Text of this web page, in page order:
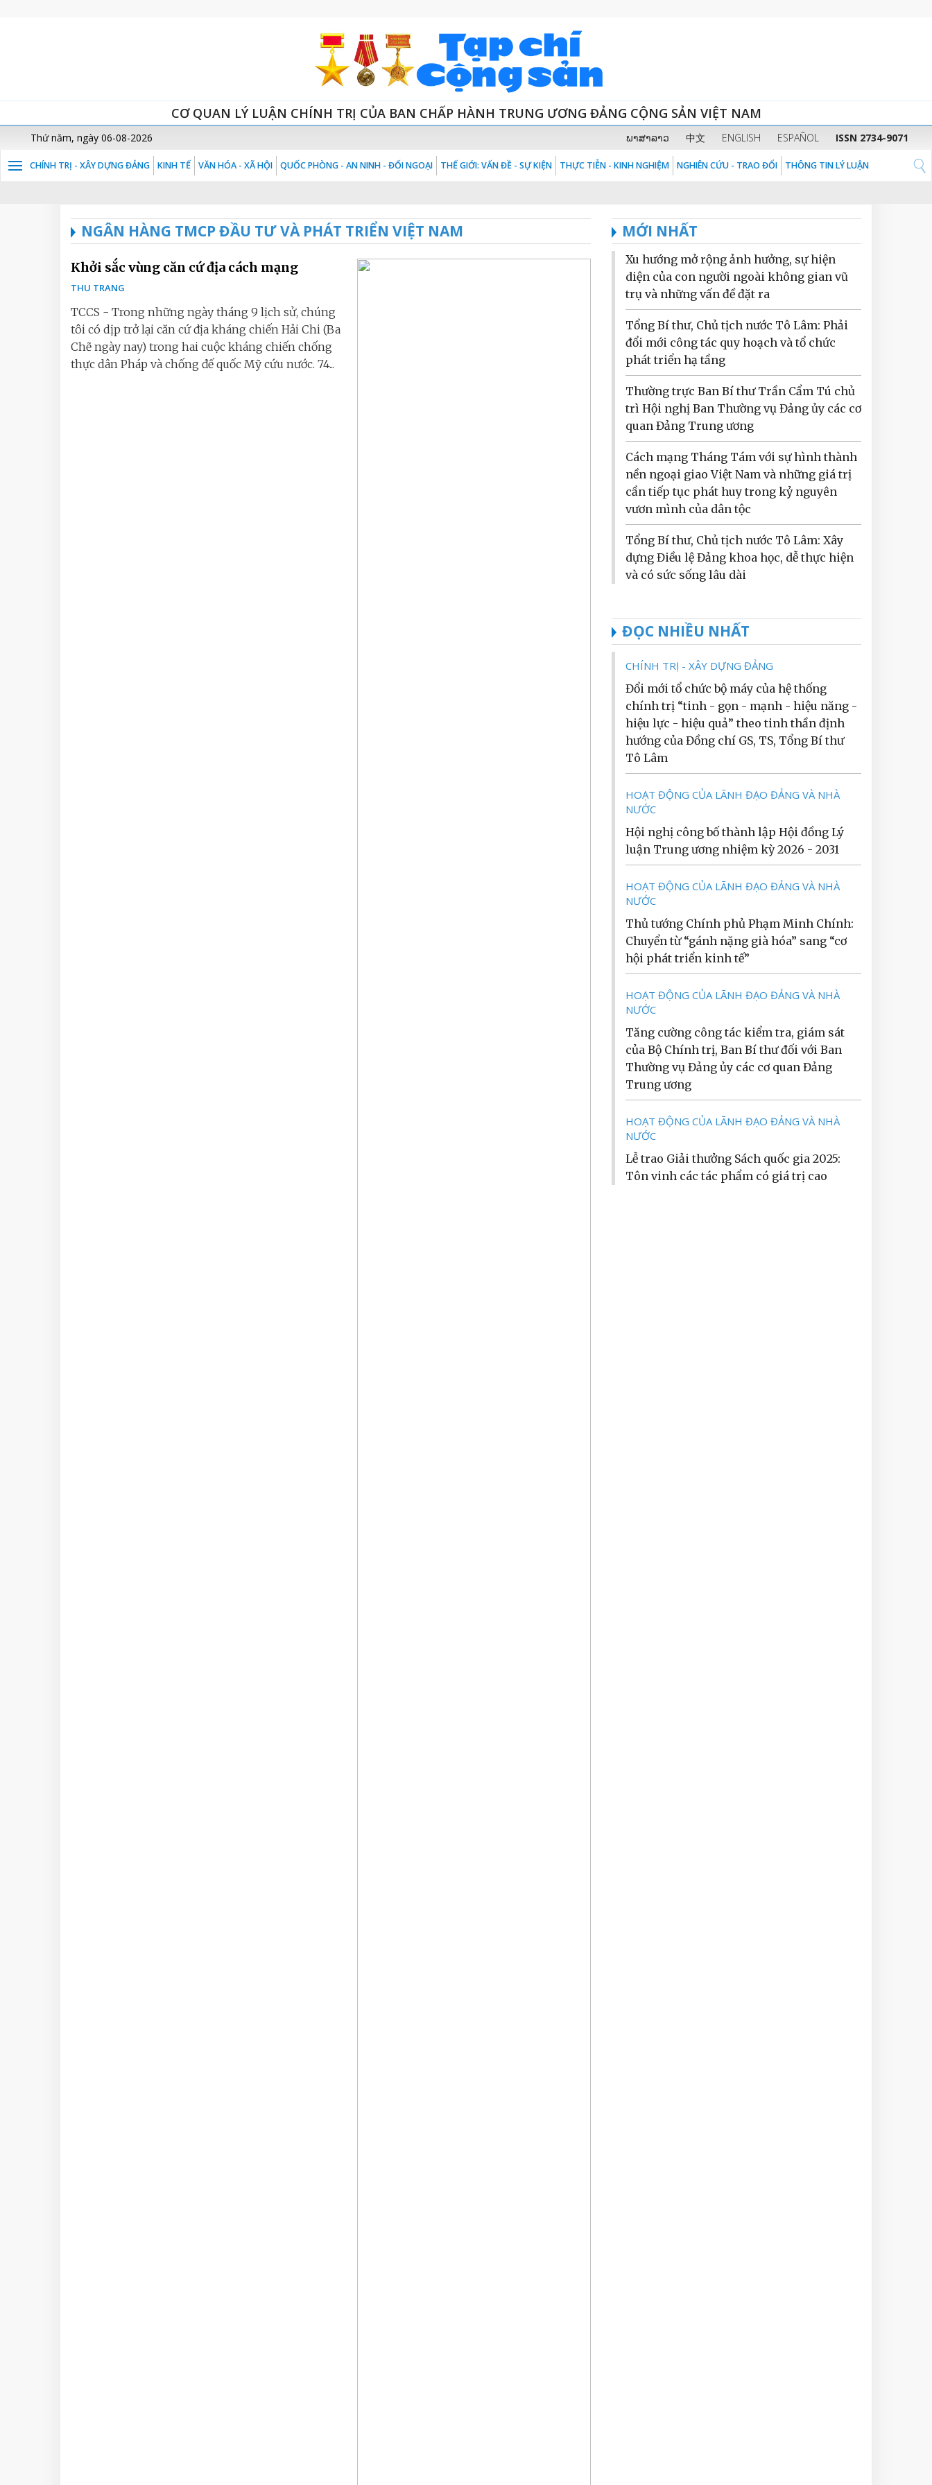
CƠ QUAN LÝ LUẬN CHÍNH TRỊ CỦA BAN CHẤP HÀNH TRUNG ƯƠNG ĐẢNG CỘNG SẢN VIỆT NAM
Thứ năm, ngày 06-08-2026 ພາສາລາວ 中文 ENGLISH ESPAÑOL ISSN 2734-9071
CHÍNH TRỊ - XÂY DỰNG ĐẢNG KINH TẾ VĂN HÓA - XÃ HỘI QUỐC PHÒNG - AN NINH - ĐỐI NGOẠI THẾ GIỚI: VẤN ĐỀ - SỰ KIỆN THỰC TIỄN - KINH NGHIỆM NGHIÊN CỨU - TRAO ĐỔI THÔNG TIN LÝ LUẬN
NGÂN HÀNG TMCP ĐẦU TƯ VÀ PHÁT TRIỂN VIỆT NAM
Khởi sắc vùng căn cứ địa cách mạng
THU TRANG
TCCS - Trong những ngày tháng 9 lịch sử, chúng
tôi có dịp trở lại căn cứ địa kháng chiến Hải Chi (Ba
Chẽ ngày nay) trong hai cuộc kháng chiến chống
thực dân Pháp và chống đế quốc Mỹ cứu nước. 74...
MỚI NHẤT
Xu hướng mở rộng ảnh hưởng, sự hiện
diện của con người ngoài không gian vũ
trụ và những vấn đề đặt ra
Tổng Bí thư, Chủ tịch nước Tô Lâm: Phải
đổi mới công tác quy hoạch và tổ chức
phát triển hạ tầng
Thường trực Ban Bí thư Trần Cẩm Tú chủ
trì Hội nghị Ban Thường vụ Đảng ủy các cơ
quan Đảng Trung ương
Cách mạng Tháng Tám với sự hình thành
nền ngoại giao Việt Nam và những giá trị
cần tiếp tục phát huy trong kỷ nguyên
vươn mình của dân tộc
Tổng Bí thư, Chủ tịch nước Tô Lâm: Xây
dựng Điều lệ Đảng khoa học, dễ thực hiện
và có sức sống lâu dài
ĐỌC NHIỀU NHẤT
CHÍNH TRỊ - XÂY DỰNG ĐẢNG
Đổi mới tổ chức bộ máy của hệ thống
chính trị “tinh - gọn - mạnh - hiệu năng -
hiệu lực - hiệu quả” theo tinh thần định
hướng của Đồng chí GS, TS, Tổng Bí thư
Tô Lâm
HOẠT ĐỘNG CỦA LÃNH ĐẠO ĐẢNG VÀ NHÀ
NƯỚC
Hội nghị công bố thành lập Hội đồng Lý
luận Trung ương nhiệm kỳ 2026 - 2031
HOẠT ĐỘNG CỦA LÃNH ĐẠO ĐẢNG VÀ NHÀ
NƯỚC
Thủ tướng Chính phủ Phạm Minh Chính:
Chuyển từ “gánh nặng già hóa” sang “cơ
hội phát triển kinh tế”
HOẠT ĐỘNG CỦA LÃNH ĐẠO ĐẢNG VÀ NHÀ
NƯỚC
Tăng cường công tác kiểm tra, giám sát
của Bộ Chính trị, Ban Bí thư đối với Ban
Thường vụ Đảng ủy các cơ quan Đảng
Trung ương
HOẠT ĐỘNG CỦA LÃNH ĐẠO ĐẢNG VÀ NHÀ
NƯỚC
Lễ trao Giải thưởng Sách quốc gia 2025:
Tôn vinh các tác phẩm có giá trị cao